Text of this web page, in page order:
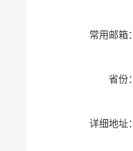
常用邮箱：
省份：
详细地址：